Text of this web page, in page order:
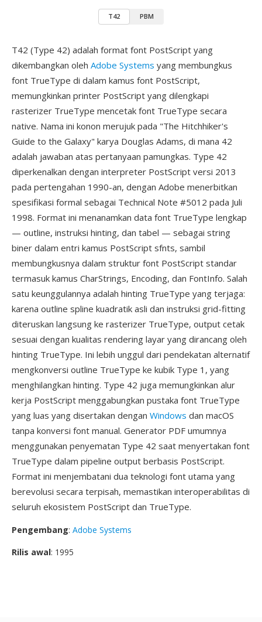
T42 PBM
T42 (Type 42) adalah format font PostScript yang
dikembangkan oleh Adobe Systems yang membungkus
font TrueType di dalam kamus font PostScript,
memungkinkan printer PostScript yang dilengkapi
rasterizer TrueType mencetak font TrueType secara
native. Nama ini konon merujuk pada "The Hitchhiker's
Guide to the Galaxy" karya Douglas Adams, di mana 42
adalah jawaban atas pertanyaan pamungkas. Type 42
diperkenalkan dengan interpreter PostScript versi 2013
pada pertengahan 1990-an, dengan Adobe menerbitkan
spesifikasi formal sebagai Technical Note #5012 pada Juli
1998. Format ini menanamkan data font TrueType lengkap
— outline, instruksi hinting, dan tabel — sebagai string
biner dalam entri kamus PostScript sfnts, sambil
membungkusnya dalam struktur font PostScript standar
termasuk kamus CharStrings, Encoding, dan FontInfo. Salah
satu keunggulannya adalah hinting TrueType yang terjaga:
karena outline spline kuadratik asli dan instruksi grid-fitting
diteruskan langsung ke rasterizer TrueType, output cetak
sesuai dengan kualitas rendering layar yang dirancang oleh
hinting TrueType. Ini lebih unggul dari pendekatan alternatif
mengkonversi outline TrueType ke kubik Type 1, yang
menghilangkan hinting. Type 42 juga memungkinkan alur
kerja PostScript menggabungkan pustaka font TrueType
yang luas yang disertakan dengan Windows dan macOS
tanpa konversi font manual. Generator PDF umumnya
menggunakan penyematan Type 42 saat menyertakan font
TrueType dalam pipeline output berbasis PostScript.
Format ini menjembatani dua teknologi font utama yang
berevolusi secara terpisah, memastikan interoperabilitas di
seluruh ekosistem PostScript dan TrueType.
Pengembang: Adobe Systems
Rilis awal: 1995